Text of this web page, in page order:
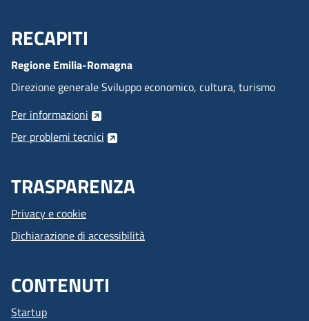
Menu Footer
RECAPITI
Regione Emilia-Romagna
Direzione generale Sviluppo economico, cultura, turismo
Per informazioni
Per problemi tecnici
TRASPARENZA
Privacy e cookie
Dichiarazione di accessibilità
CONTENUTI
Startup